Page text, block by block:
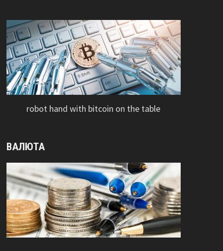
robot hand with bitcoin on the table
ВАЛЮТА